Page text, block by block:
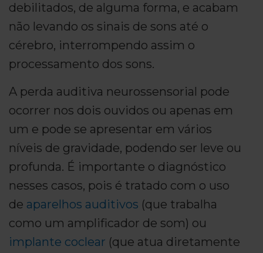
debilitados, de alguma forma, e acabam
não levando os sinais de sons até o
cérebro, interrompendo assim o
processamento dos sons.
A perda auditiva neurossensorial pode
ocorrer nos dois ouvidos ou apenas em
um e pode se apresentar em vários
níveis de gravidade, podendo ser leve ou
profunda. É importante o diagnóstico
nesses casos, pois é tratado com o uso
de aparelhos auditivos (que trabalha
como um amplificador de som) ou
implante coclear (que atua diretamente